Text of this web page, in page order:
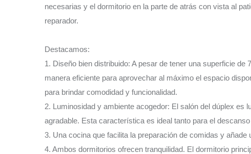
necesarias y el dormitorio en la parte de atrás con vista al
reparador.
Destacamos:
1. Diseño bien distribuido: A pesar de tener una superficie
manera eficiente para aprovechar al máximo el espacio
para brindar comodidad y funcionalidad.
2. Luminosidad y ambiente acogedor: El salón del dúplex es
agradable. Esta característica es ideal tanto para el
3. Una cocina que facilita la preparación de comidas y añade
4. Ambos dormitorios ofrecen tranquilidad. El dormitorio